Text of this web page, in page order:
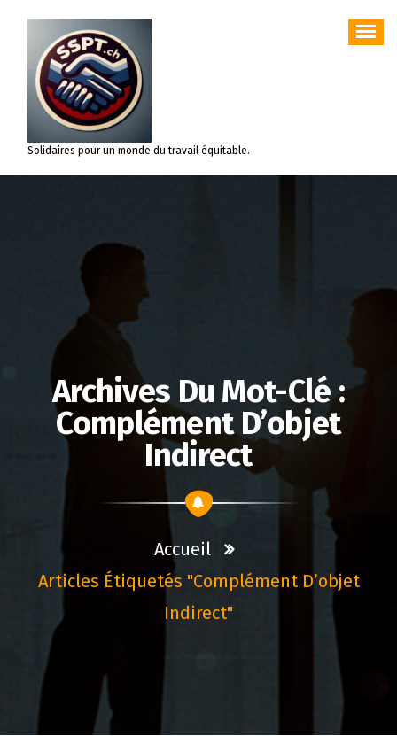
contenu
Solidaires pour un monde du travail équitable.
Archives Du Mot-Clé :
Complément D’objet
Indirect
Accueil
Articles Étiquetés "complément D’objet
Indirect"